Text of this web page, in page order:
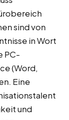
sind von
in Wort
PC-
(Word,
Eine
und